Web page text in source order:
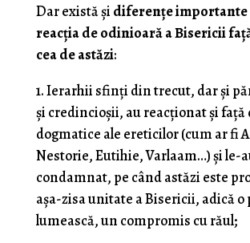
Dar există și diferențe
reacția de odinioară a Bisericii
cea de astăzi:
1. Ierarhii sfinți din trecut, dar și
și credincioșii, au reacționat și față
dogmatice ale ereticilor (cum ar fi
Nestorie, Eutihie, Varlaam…) și le-
condamnat, pe când astăzi este
așa-zisa unitate a Bisericii, adică o
lumească, un compromis cu răul;